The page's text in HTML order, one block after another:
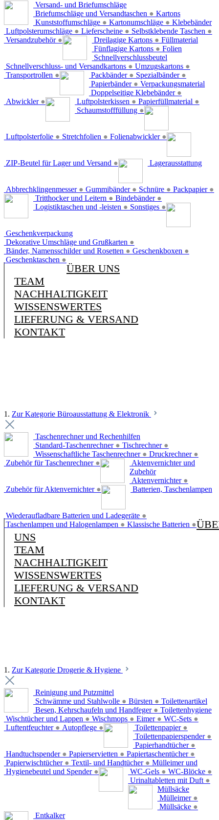
Versand- und Briefumschläge
Briefumschläge und Versandtaschen ●
Kunststoffumschläge ● Kartonumschläge ●
Luftpolsterumschläge ● Lieferscheine ● Selbstklebende Taschen ●
Versandzubehör ●
Kartons
Dreilagige Kartons ●
Fünflagige Kartons ●
Schnellverschluss- und Versandkartons ● Umzugskartons ●
Transportrollen ●
Klebebänder
Packbänder ● Spezialbänder ●
Papierbänder ●
Doppelseitige Klebebänder ●
Abwickler ●
Füllmaterial
Luftpolsterkissen ● Papierfüllmaterial ●
Schaumstofffüllung ●
Folien
Luftpolsterfolie ● Stretchfolien ● Folienabwickler ●
Schnellverschlussbeutel
ZIP-Beutel für Lager und Versand ●
Verpackungsmaterial
Abbrechklingenmesser ● Gummibänder ● Schnüre ● Packpapier ●
Lagerausstattung
Tritthocker und Leitern ● Bindebänder ●
Logistiktaschen und -leisten ● Sonstiges ●
Geschenkverpackung
Dekorative Umschläge und Grußkarten ●
Bänder, Namensschilder und Rosetten ● Geschenkboxen ●
Geschenktaschen ●
ÜBER UNS
TEAM
NACHHALTIGKEIT
WISSENSWERTES
LIEFERUNG & VERSAND
KONTAKT
1. Zur Kategorie Büroausstattung & Elektronik
Taschenrechner und Rechenhilfen
Standard-Taschenrechner ● Tischrechner ●
Wissenschaftliche Taschenrechner ● Druckrechner ●
Zubehör für Taschenrechner ●
Aktenvernichter und
Zubehör
Aktenvernichter ●
Zubehör für Aktenvernichter ● Batterien, Taschenlampen
Wiederaufladbare Batterien und Ladegeräte ●
Taschenlampen und Halogenlampen ● Klassische Batterien ●
UNS
TEAM
NACHHALTIGKEIT
WISSENSWERTES
LIEFERUNG & VERSAND
KONTAKT
1. Zur Kategorie Drogerie & Hygiene
Reinigung und Putzmittel
Schwämme und Stahlwolle ● Bürsten ●
Besen, Kehrschaufeln und Handfeger ●
Wischtücher und Lappen ● Wischmops ● Eimer ● WC-Sets ●
Luftentfeuchter ● Autopflege ●
Toilettenartikel
Toilettenpapier ●
Toilettenpapierspender ●
Papierhandtücher ●
Handtuchspender ● Papierservietten ● Papiertaschentücher ●
Papierwischtücher ● Textil- und Handtücher ●
Hygienebeutel und Spender ●
Toilettenhygiene
WC-Gels ● WC-Blöcke ●
Urinaltabletten mit Duft ●
Mülleimer und
Müllsäcke
Mülleimer ●
Müllsäcke ●
Entkalker